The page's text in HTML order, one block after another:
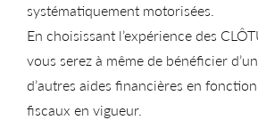
systématiquement motorisées.
En choisissant l’expérience des
vous serez à même de bénéficier
d’autres aides financières en
fiscaux en vigueur.